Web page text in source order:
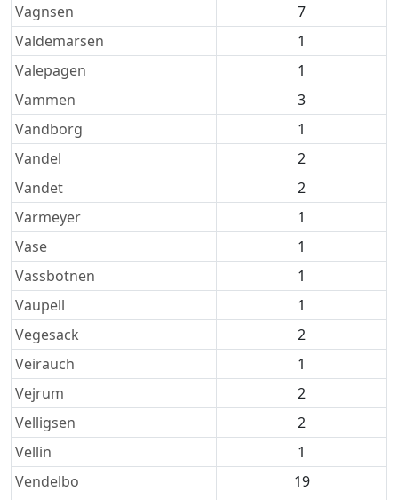
Vagnsen
7
Valdemarsen
1
Valepagen
1
Vammen
3
Vandborg
1
Vandel
2
Vandet
2
Varmeyer
1
Vase
1
Vassbotnen
1
Vaupell
1
Vegesack
2
Veirauch
1
Vejrum
2
Velligsen
2
Vellin
1
Vendelbo
19